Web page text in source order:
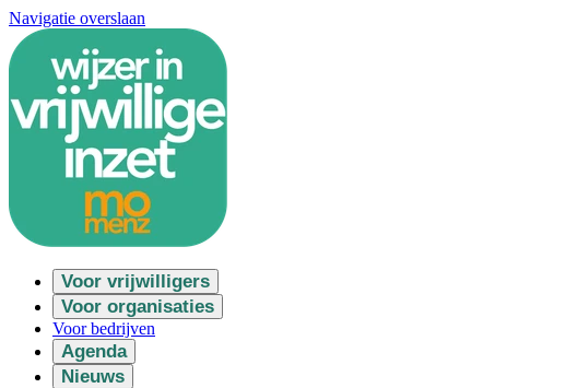
Navigatie overslaan
Voor vrijwilligers
Voor organisaties
Voor bedrijven
Agenda
Nieuws